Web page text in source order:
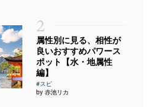
2
属性別に見る、相性が
良いおすすめパワース
ポット【水・地属性
編】
#スピ
by 赤池リカ